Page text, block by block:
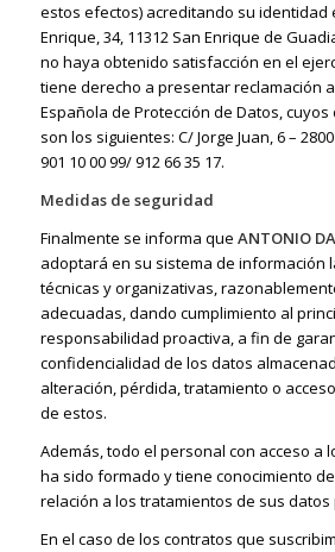
estos efectos) acreditando su identidad
Enrique, 34, 11312 San Enrique de
no haya obtenido satisfacción en el
tiene derecho a presentar reclamación
Española de Protección de Datos,
son los siguientes: C/ Jorge Juan, 6 –
901 10 00 99/ 912 66 35 17.
Medidas de seguridad
Finalmente se informa que ANTONIO
adoptará en su sistema de información
técnicas y organizativas,
adecuadas, dando cumplimiento al
responsabilidad proactiva, a fin de
confidencialidad de los datos
alteración, pérdida, tratamiento o
de estos.
Además, todo el personal con acceso a
ha sido formado y tiene conocimiento
relación a los tratamientos de sus
En el caso de los contratos que